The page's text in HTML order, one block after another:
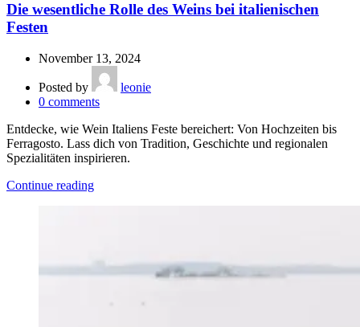
Die wesentliche Rolle des Weins bei italienischen
Festen
November 13, 2024
Posted by
leonie
0 comments
Entdecke, wie Wein Italiens Feste bereichert: Von Hochzeiten bis
Ferragosto. Lass dich von Tradition, Geschichte und regionalen
Spezialitäten inspirieren.
Continue reading